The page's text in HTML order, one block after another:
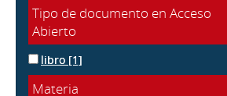
Tipo de documento en Acceso
Abierto
libro [1]
Materia